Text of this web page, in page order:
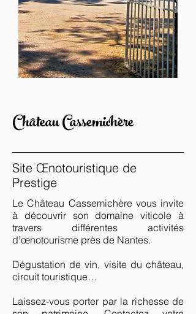
Château Cassemichère
Site Œnotouristique de
Prestige
Le Château Cassemichère vous invite
à découvrir son domaine viticole à
travers différentes activités
d’œnotourisme près de Nantes.
Dégustation de vin, visite du château,
circuit touristique…
Laissez-vous porter par la richesse de